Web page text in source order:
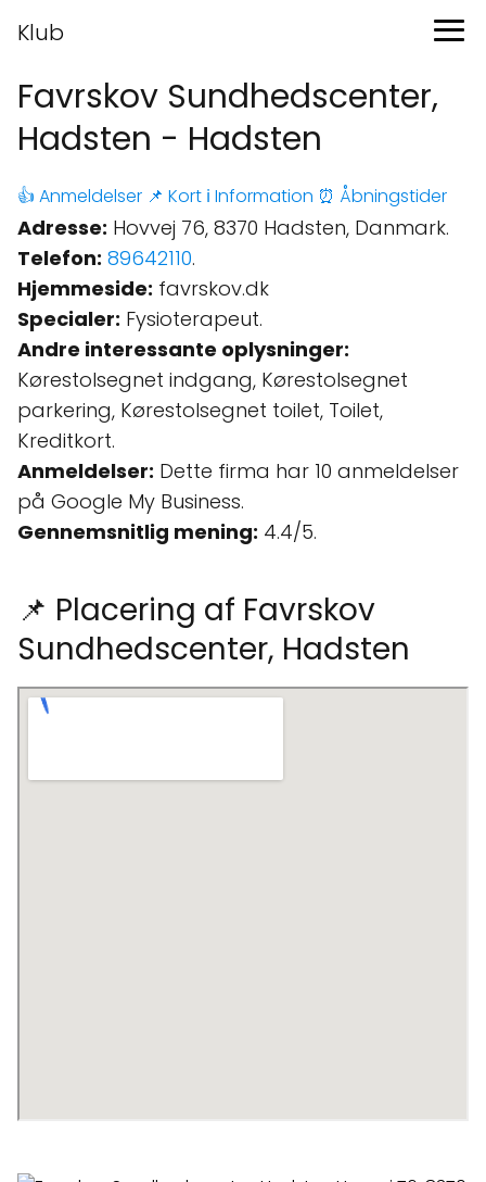
Klub
Favrskov Sundhedscenter,
Hadsten - Hadsten
👍 Anmeldelser 📌 Kort ℹ️ Information ⏰ Åbningstider
Adresse: Hovvej 76, 8370 Hadsten, Danmark.
Telefon: 89642110.
Hjemmeside: favrskov.dk
Specialer: Fysioterapeut.
Andre interessante oplysninger:
Kørestolsegnet indgang, Kørestolsegnet
parkering, Kørestolsegnet toilet, Toilet,
Kreditkort.
Anmeldelser: Dette firma har 10 anmeldelser
på Google My Business.
Gennemsnitlig mening: 4.4/5.
📌 Placering af Favrskov
Sundhedscenter, Hadsten